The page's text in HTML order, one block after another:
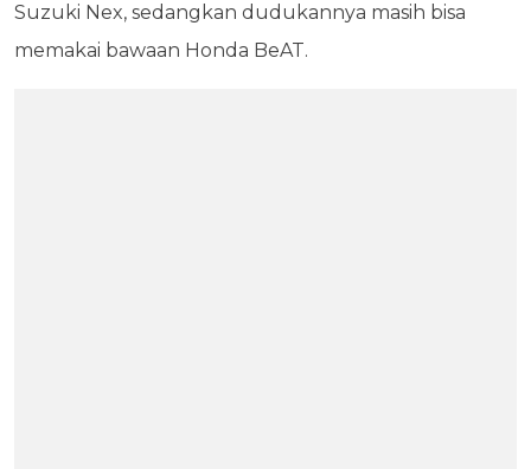
Suzuki Nex, sedangkan dudukannya masih bisa
memakai bawaan Honda BeAT.